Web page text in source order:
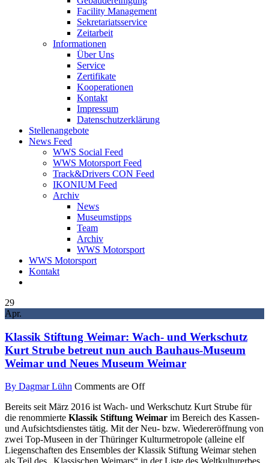
Facility Management
Sekretariatsservice
Zeitarbeit
Informationen
Über Uns
Service
Zertifikate
Kooperationen
Kontakt
Impressum
Datenschutzerklärung
Stellenangebote
News Feed
WWS Social Feed
WWS Motorsport Feed
Track&Drivers CON Feed
IKONIUM Feed
Archiv
News
Museumstipps
Team
Archiv
WWS Motorsport
WWS Motorsport
Kontakt
29
Apr.
Klassik Stiftung Weimar: Wach- und Werkschutz
Kurt Strube betreut nun auch Bauhaus-Museum
Weimar und Neues Museum Weimar
By Dagmar Lühn Comments are Off
Bereits seit März 2016 ist Wach- und Werkschutz Kurt Strube für
die renommierte Klassik Stiftung Weimar im Bereich des Kassen-
und Aufsichtsdienstes tätig. Mit der Neu- bzw. Wiedereröffnung von
zwei Top-Museen in der Thüringer Kulturmetropole (alleine elf
Liegenschaften des Ensembles der Klassik Stiftung Weimar stehen